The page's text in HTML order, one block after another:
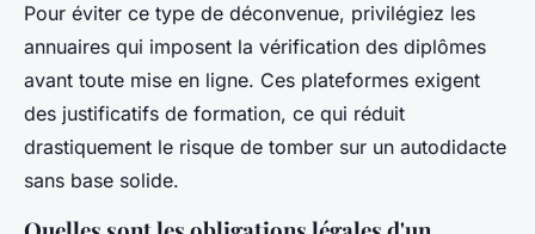
Pour éviter ce type de déconvenue, privilégiez les
annuaires qui imposent la vérification des diplômes
avant toute mise en ligne. Ces plateformes exigent
des justificatifs de formation, ce qui réduit
drastiquement le risque de tomber sur un autodidacte
sans base solide.